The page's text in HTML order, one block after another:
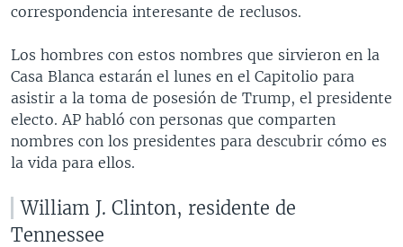
correspondencia interesante de reclusos.
Los hombres con estos nombres que sirvieron en la
Casa Blanca estarán el lunes en el Capitolio para
asistir a la toma de posesión de Trump, el presidente
electo. AP habló con personas que comparten
nombres con los presidentes para descubrir cómo es
la vida para ellos.
William J. Clinton, residente de
Tennessee